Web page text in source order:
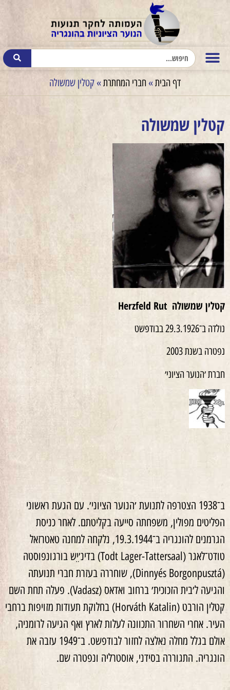
דף הבית» חברי המחתרת»קטלין שמשולה
קטלין שמשולה
קטלין שמשולה Herzfeld Rut
נולדה ב־29.3.1926 בבודפשט
נפטרה בשנת 2003
חברת ׳הנוער הציוני׳
ב־1938 הצטרפה לתנועת ׳הנוער הציוני׳. עם הגעת ראשוני
הפליטים מפולין, משפחתה סייעה בקליטתם. לאחר כניסת
הגרמנים להונגריה ב־19.3.1944, נלקחה למחנה טאטרזאל
טודט־לאגר (Todt Lager-Tattersaal) בדינ׳יֵש בורגונפוסטה
(
Dinnyés Borgonpusztá), שוחררה בעזרת חברי תנועתה
והגיעה ל׳בית הזכוכית׳ ברחוב ואדאס (Vadasz). פעלה תחת השם
קטלין הורבט (Horváth Katalin) בחלוקת תעודות מזויפות ברחבי
העיר. אחרי השחרור התכוונה לעלות לארץ ואף הגיעה לרומניה,
אולם בגלל מחלה נאלצה לחזור לבודפשט. ב־1949 עזבה את
הונגריה. התגוררה בסידני, אוסטרליה ונפטרה שם.